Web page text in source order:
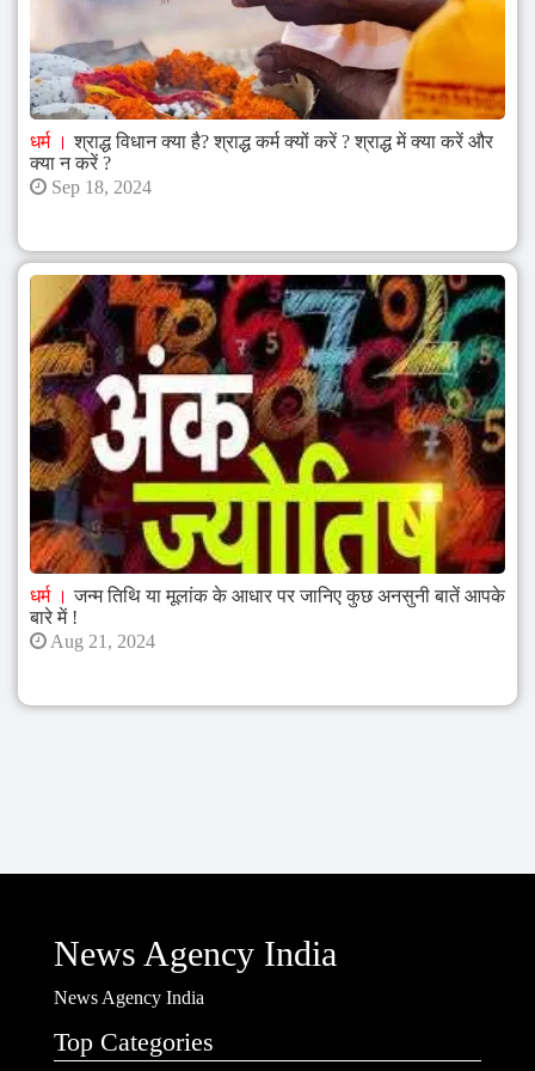
Arth
Diagnostics,
Arth
Skin
and
Fitness,
Arth
Group,
World
Record
Holder,
World
Record,
Cosmetic
Dermatologist,
Clinical
Gold
धर्म
श्राद्ध विधान क्या है? श्राद्ध कर्म क्यों करें ? श्राद्ध में क्या करें और
क्या न करें ?
Sep 18, 2024
धर्म
जन्म तिथि या मूलांक के आधार पर जानिए कुछ अनसुनी बातें आपके
बारे में !
Aug 21, 2024
News Agency India
News Agency India
Top Categories